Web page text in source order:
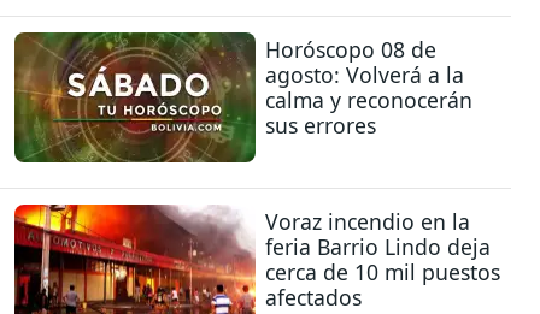
Horóscopo 08 de
agosto: Volverá a la
calma y reconocerán
sus errores
Voraz incendio en la
feria Barrio Lindo deja
cerca de 10 mil puestos
afectados